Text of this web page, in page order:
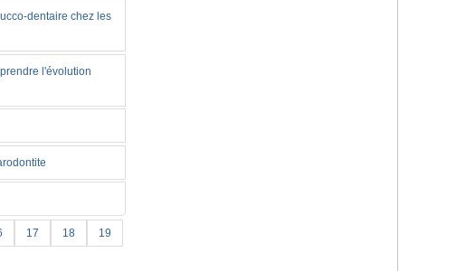
dentaire chez les
l'évolution
17 18 19